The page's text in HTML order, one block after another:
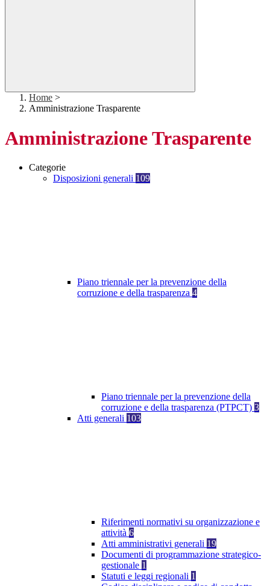
Home >
Amministrazione Trasparente
Amministrazione Trasparente
Categorie
Disposizioni generali 109
Piano triennale per la prevenzione della
corruzione e della trasparenza 4
Piano triennale per la prevenzione della
corruzione e della trasparenza (PTPCT) 3
Atti generali 103
Riferimenti normativi su organizzazione e
attività 6
Atti amministrativi generali 19
Documenti di programmazione strategico-
gestionale 1
Statuti e leggi regionali 1